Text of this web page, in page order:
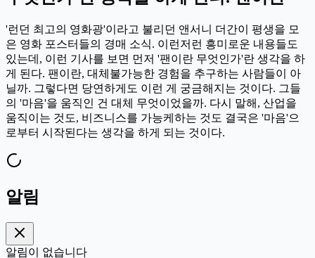
'런던 최고의 영화광'이라고 불리던 앤서니 더간이 평생을 모
은 영화 포스터들의 경매 소식. 이런저런 흥미로운 내용들도
있는데, 이런 기사를 보면 먼저 '팬이란 무엇인가'란 생각을 하
게 된다. 팬이란, 대체불가능한 경험을 추구하는 사람들이 아
닐까. 그렇다면 당연하게도 이런 게 궁금해지는 것이다. 그들
의 '마음'을 움직인 건 대체 무엇이었을까. 다시 말해, 산업을
움직이는 것도, 비즈니스를 가능케하는 것도 결국은 '마음'으
로부터 시작된다는 생각을 하게 되는 것이다.
알림
알림이 없습니다